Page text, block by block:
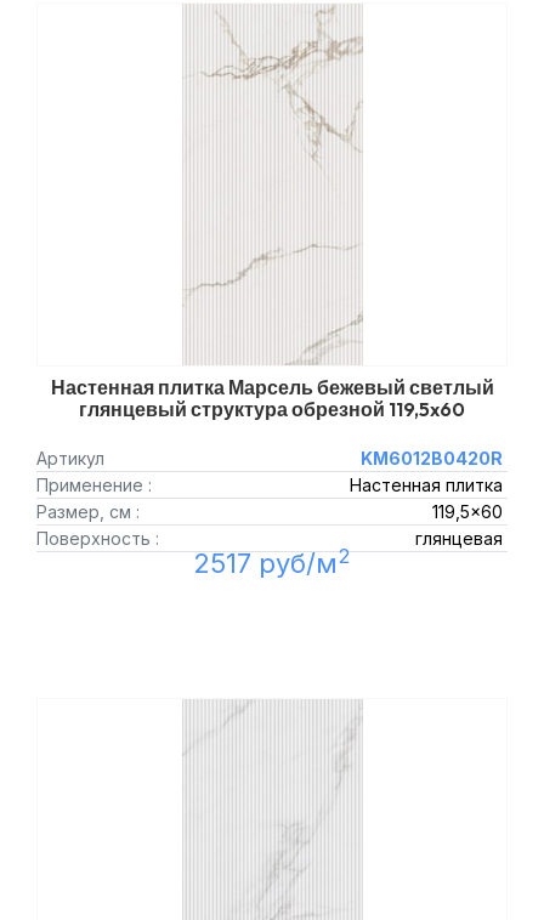
Настенная плитка Марсель бежевый светлый
глянцевый структура обрезной 119,5x60
Артикул
KM6012B0420R
Применение :
Настенная плитка
Размер, см :
119,5x60
Поверхность :
глянцевая
2517 руб/м2